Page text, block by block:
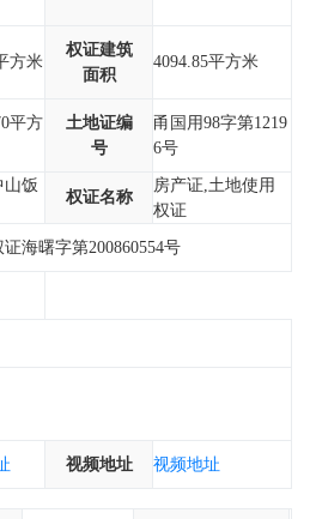
方米
权证建筑
面积
4094.85平方米
平方
土地证编
号
甬国用98字第1219
6号
山饭
权证名称
房产证,土地使用
权证
证海曙字第200860554号
视频地址 视频地址